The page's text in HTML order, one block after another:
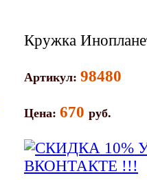
Кружка
Артикул: 98480
Цена: 670 руб.